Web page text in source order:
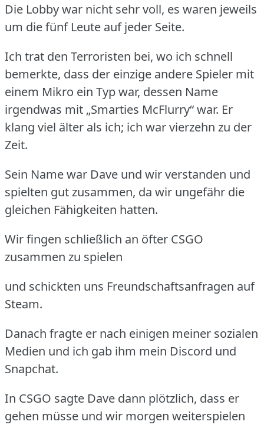
Die Lobby war nicht sehr voll, es waren jeweils
um die fünf Leute auf jeder Seite.
Ich trat den Terroristen bei, wo ich schnell
bemerkte, dass der einzige andere Spieler mit
einem Mikro ein Typ war, dessen Name
irgendwas mit „Smarties McFlurry“ war. Er
klang viel älter als ich; ich war vierzehn zu der
Zeit.
Sein Name war Dave und wir verstanden und
spielten gut zusammen, da wir ungefähr die
gleichen Fähigkeiten hatten.
Wir fingen schließlich an öfter CSGO
zusammen zu spielen
und schickten uns Freundschaftsanfragen auf
Steam.
Danach fragte er nach einigen meiner sozialen
Medien und ich gab ihm mein Discord und
Snapchat.
In CSGO sagte Dave dann plötzlich, dass er
gehen müsse und wir morgen weiterspielen